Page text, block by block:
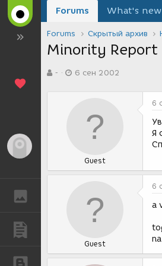
Forums What's new
Forums Скрытый архив
Minority Report
в-
а
и
6 сен 2002
Guest
6
Я
Guest
6
a